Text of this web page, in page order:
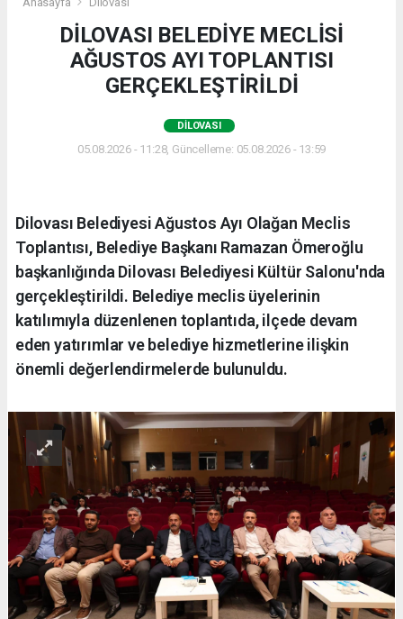
DİLOVASI BELEDİYE MECLİSİ
AĞUSTOS AYI TOPLANTISI
GERÇEKLEŞTİRİLDİ
DILOVASI
05.08.2026 - 11:28, Güncelleme: 05.08.2026 - 13:59
Dilovası Belediyesi Ağustos Ayı Olağan Meclis
Toplantısı, Belediye Başkanı Ramazan Ömeroğlu
başkanlığında Dilovası Belediyesi Kültür Salonu'nda
gerçekleştirildi. Belediye meclis üyelerinin
katılımıyla düzenlenen toplantıda, ilçede devam
eden yatırımlar ve belediye hizmetlerine ilişkin
önemli değerlendirmelerde bulunuldu.